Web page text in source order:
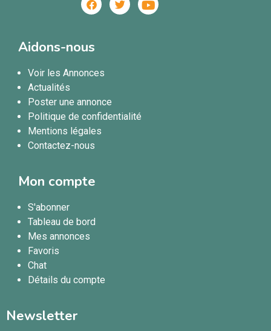
Aidons-nous
Voir les Annonces
Actualités
Poster une annonce
Politique de confidentialité
Mentions légales
Contactez-nous
Mon compte
S'abonner
Tableau de bord
Mes annonces
Favoris
Chat
Détails du compte
Newsletter